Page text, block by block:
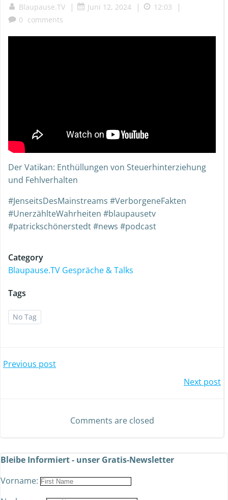
Blaupause.TV | Juni 12, 2024 | 12:03 |
0 comments
Der Vatikan: Enthüllungen von Steuerhinterziehung
und Fehlverhalten
#JenseitsDesMainstreams #VerborgeneFakten
#UnerzählteWahrheiten #blaupausetv
#patrickschönerstedt #news #podcast
Category
Blaupause.TV Gespräche & Talks
Tags
No Tag
Previous post
Next post
Comments are closed
Bleibe Informiert - unser Gratis-Newsletter
Vorname: